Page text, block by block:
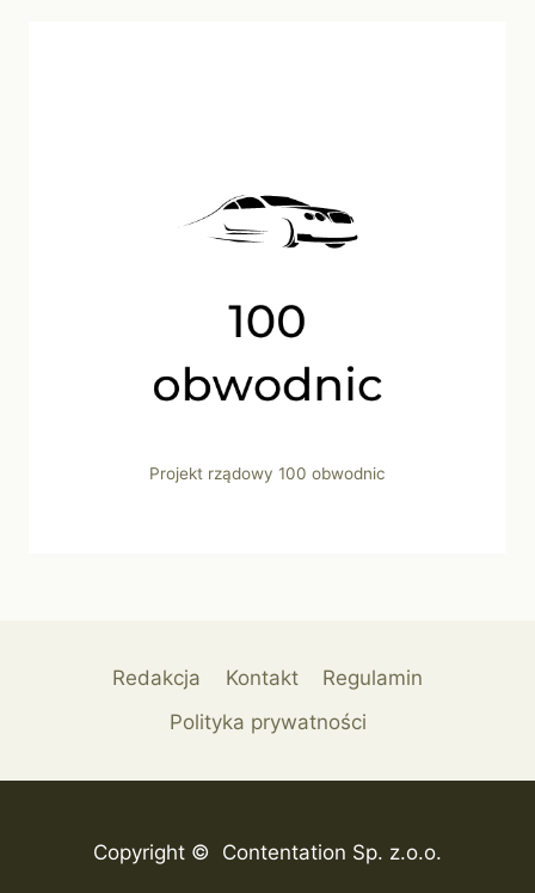
Projekt rządowy 100 obwodnic
Redakcja Kontakt
Regulamin
Polityka prywatności
Copyright © Contentation Sp. z.o.o.